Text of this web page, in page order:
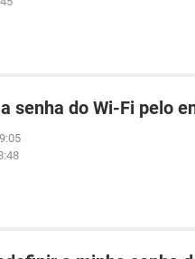
senha do Wi-Fi pelo